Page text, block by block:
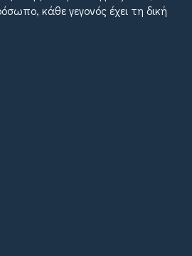
κάθε γεγονός έχει τη δική